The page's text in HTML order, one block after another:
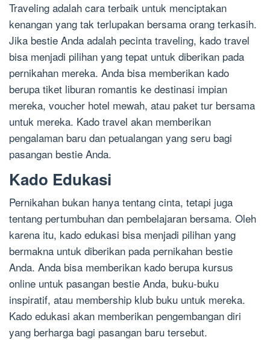
Traveling adalah cara terbaik untuk menciptakan
kenangan yang tak terlupakan bersama orang terkasih.
Jika bestie Anda adalah pecinta traveling, kado travel
bisa menjadi pilihan yang tepat untuk diberikan pada
pernikahan mereka. Anda bisa memberikan kado
berupa tiket liburan romantis ke destinasi impian
mereka, voucher hotel mewah, atau paket tur bersama
untuk mereka. Kado travel akan memberikan
pengalaman baru dan petualangan yang seru bagi
pasangan bestie Anda.
Kado Edukasi
Pernikahan bukan hanya tentang cinta, tetapi juga
tentang pertumbuhan dan pembelajaran bersama. Oleh
karena itu, kado edukasi bisa menjadi pilihan yang
bermakna untuk diberikan pada pernikahan bestie
Anda. Anda bisa memberikan kado berupa kursus
online untuk pasangan bestie Anda, buku-buku
inspiratif, atau membership klub buku untuk mereka.
Kado edukasi akan memberikan pengembangan diri
yang berharga bagi pasangan baru tersebut.